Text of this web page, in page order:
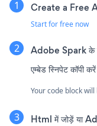
Create a Free
Start for free now
Adobe Spark के
एम्बेड स्निपेट कॉपी करें
Your code block
Html में जोड़ें या